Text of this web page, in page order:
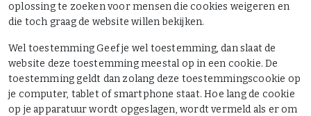
oplossing te zoeken voor mensen die cookies weigeren en
die toch graag de website willen bekijken.
Wel toestemming Geef je wel toestemming, dan slaat de
website deze toestemming meestal op in een cookie. De
toestemming geldt dan zolang deze toestemmingscookie op
je computer, tablet of smartphone staat. Hoe lang de cookie
op je apparatuur wordt opgeslagen, wordt vermeld als er om